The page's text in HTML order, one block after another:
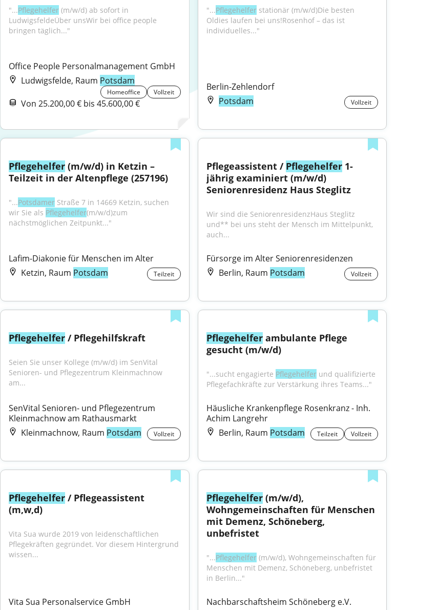
"...Pflegehelfer (m/w/d) ab sofort in
LudwigsfeldeÜber unsWir bei office people
bringen täglich..."
Office People Personalmanagement GmbH
Ludwigsfelde, Raum Potsdam
Homeoffice Vollzeit
Von 25.200,00 € bis 45.600,00 €
"...Pflegehelfer stationär (m/w/d)Die besten
Oldies laufen bei uns!Rosenhof – das ist
individuelles..."
Berlin-Zehlendorf
Potsdam
Vollzeit
Pflegehelfer (m/w/d) in Ketzin –
Teilzeit in der Altenpflege (257196)
"...Potsdamer Straße 7 in 14669 Ketzin, suchen
wir Sie als Pflegehelfer(m/w/d)zum
nächstmöglichen Zeitpunkt..."
Lafim-Diakonie für Menschen im Alter
Ketzin, Raum Potsdam Teilzeit
Pflegeassistent / Pflegehelfer 1-
jährig examiniert (m/w/d)
Seniorenresidenz Haus Steglitz
Wir sind die SeniorenresidenzHaus Steglitz
und** bei uns steht der Mensch im Mittelpunkt,
auch...
Fürsorge im Alter Seniorenresidenzen
Berlin, Raum Potsdam Vollzeit
Pflegehelfer / Pflegehilfskraft
Seien Sie unser Kollege (m/w/d) im SenVital
Senioren- und Pflegezentrum Kleinmachnow
am...
SenVital Senioren- und Pflegezentrum
Kleinmachnow am Rathausmarkt
Kleinmachnow, Raum Potsdam Vollzeit
Pflegehelfer ambulante Pflege
gesucht (m/w/d)
"...sucht engagierte Pflegehelfer und qualifizierte
Pflegefachkräfte zur Verstärkung ihres Teams..."
Häusliche Krankenpflege Rosenkranz - Inh.
Achim Langrehr
Berlin, Raum Potsdam Teilzeit Vollzeit
Pflegehelfer / Pflegeassistent
(m,w,d)
Vita Sua wurde 2019 von leidenschaftlichen
Pflegekräften gegründet. Vor diesem Hintergrund
wissen...
Vita Sua Personalservice GmbH
Pflegehelfer (m/w/d),
Wohngemeinschaften für Menschen
mit Demenz, Schöneberg,
unbefristet
"...Pflegehelfer (m/w/d), Wohngemeinschaften für
Menschen mit Demenz, Schöneberg, unbefristet
in Berlin..."
Nachbarschaftsheim Schöneberg e.V.